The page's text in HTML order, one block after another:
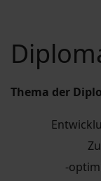
Thema der
-